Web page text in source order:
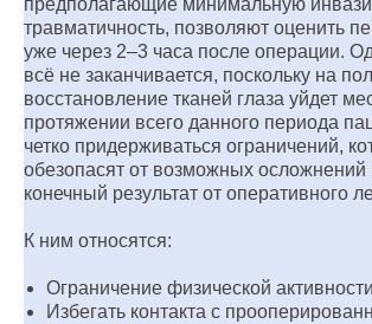
предполагающие минимальную
травматичность, позволяют оценить
уже через 2–3 часа после операции.
всё не заканчивается, поскольку на
восстановление тканей глаза уйдет
протяжении всего данного периода
четко придерживаться ограничений,
обезопасят от возможных осложнений
конечный результат от оперативного
К ним относятся:
Ограничение физической
Избегать контакта с